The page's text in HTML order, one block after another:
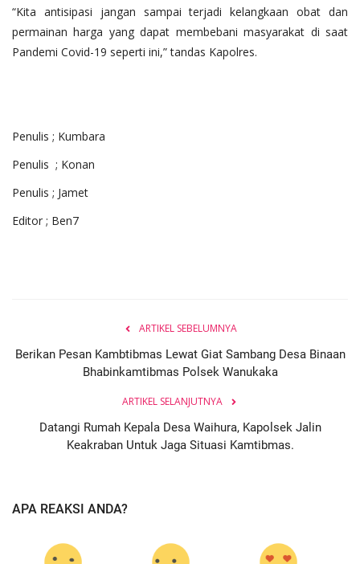
“Kita antisipasi jangan sampai terjadi kelangkaan obat dan
permainan harga yang dapat membebani masyarakat di saat
Pandemi Covid-19 seperti ini,” tandas Kapolres.
Penulis ; Kumbara
Penulis ; Konan
Penulis ; Jamet
Editor ; Ben7
ARTIKEL SEBELUMNYA
Berikan Pesan Kambtibmas Lewat Giat Sambang Desa Binaan
Bhabinkamtibmas Polsek Wanukaka
ARTIKEL SELANJUTNYA
Datangi Rumah Kepala Desa Waihura, Kapolsek Jalin
Keakraban Untuk Jaga Situasi Kamtibmas.
APA REAKSI ANDA?